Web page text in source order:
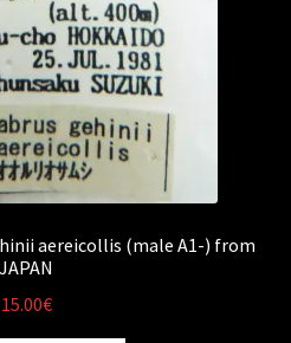
aereicollis (male A1-) from
JAPAN
15.00€